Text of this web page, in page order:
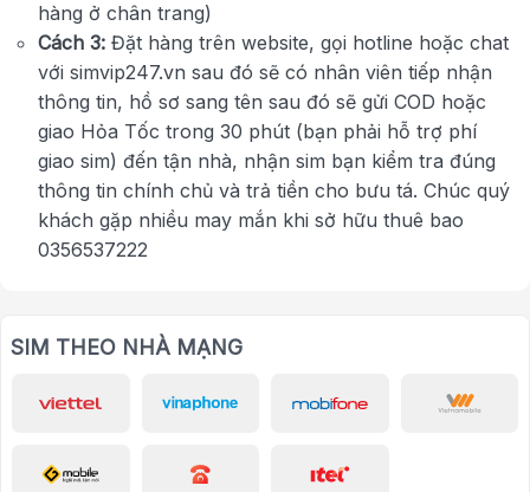
hàng ở chân trang)
Cách 3: Đặt hàng trên website, gọi hotline hoặc chat
với simvip247.vn sau đó sẽ có nhân viên tiếp nhận
thông tin, hồ sơ sang tên sau đó sẽ gửi COD hoặc
giao Hỏa Tốc trong 30 phút (bạn phải hỗ trợ phí
giao sim) đến tận nhà, nhận sim bạn kiểm tra đúng
thông tin chính chủ và trả tiền cho bưu tá. Chúc quý
khách gặp nhiều may mắn khi sở hữu thuê bao
0356537222
SIM THEO NHÀ MẠNG